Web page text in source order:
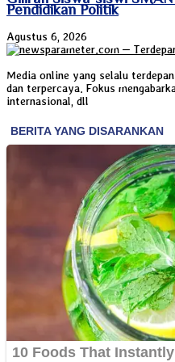
Pendidikan Politik
Agustus 6, 2026
Media online yang selalu
dan terpercaya. Fokus
internasional, dll